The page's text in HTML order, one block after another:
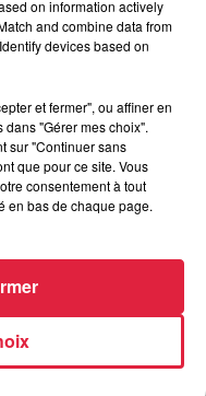
on information actively
and combine data from
devices based on
et fermer", ou affiner en
"Gérer mes choix".
sur "Continuer sans
que pour ce site. Vous
consentement à tout
en bas de chaque page.